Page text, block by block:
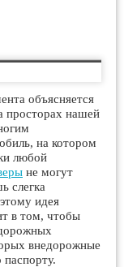
объясняется
просторах нашей
на котором
любой
не могут
слегка
идея
в том, чтобы
внедорожные
паспорту.